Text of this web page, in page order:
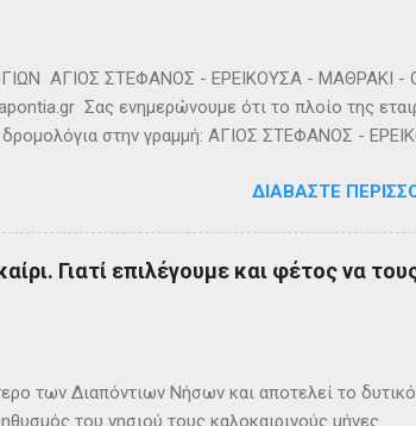
ΑΓΙΟΣ ΣΤΕΦΑΝΟΣ - ΕΡΕΙΚΟΥΣΑ - ΜΑΘΡΑΚΙ -
Σας ενημερώνουμε ότι το πλοίο της
δρομολόγια στην γραμμή: ΑΓΙΟΣ ΣΤΕΦΑΝΟΣ -
ΔΙΑΒΆΣΤΕ
Γιατί επιλέγουμε και φέτος να
των Διαπόντιων Νήσων και αποτελεί το
του νησιού τους καλοκαιρινούς μήνες